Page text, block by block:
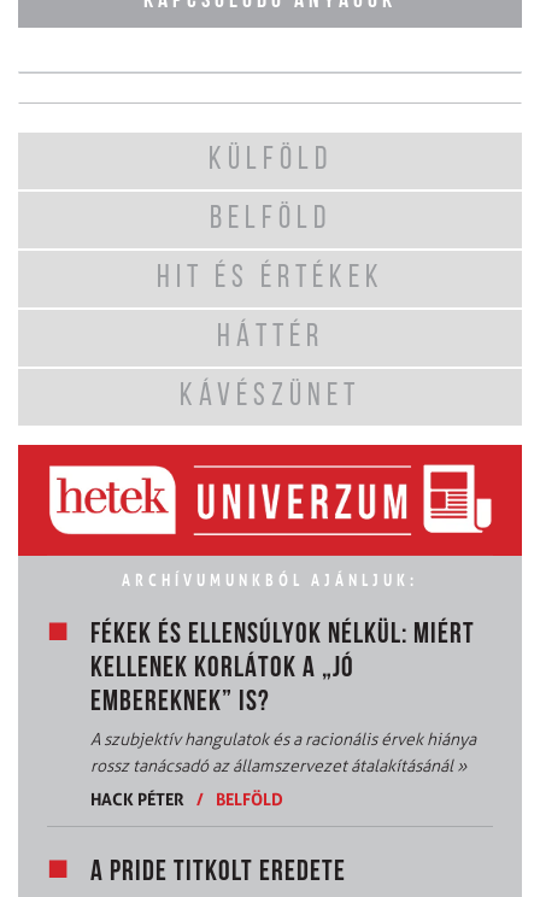
KÜLFÖLD
BELFÖLD
HIT ÉS ÉRTÉKEK
HÁTTÉR
KÁVÉSZÜNET
ARCHÍVUMUNKBÓL AJÁNLJUK:
FÉKEK ÉS ELLENSÚLYOK NÉLKÜL: MIÉRT
KELLENEK KORLÁTOK A „JÓ
EMBEREKNEK” IS?
A szubjektív hangulatok és a racionális érvek hiánya
rossz tanácsadó az államszervezet átalakításánál»
HACK PÉTER
/ BELFÖLD
A PRIDE TITKOLT EREDETE